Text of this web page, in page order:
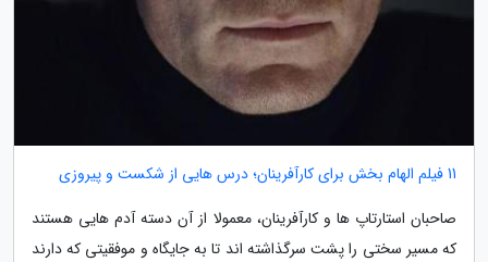
11 فیلم الهام بخش برای کارآفرینان؛ درس هایی از شکست و پیروزی
صاحبان استارتاپ ها و کارآفرینان، معمولا از آن دسته آدم هایی هستند
که مسیر سختی را پشت سرگذاشته اند تا به جایگاه و موفقیتی که دارند